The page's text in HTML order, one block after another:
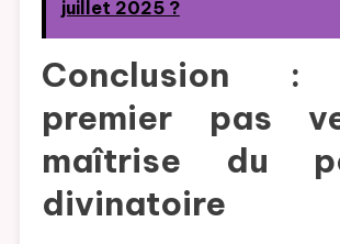
juillet 2025 ?
Conclusion :
premier pas
maîtrise du
divinatoire